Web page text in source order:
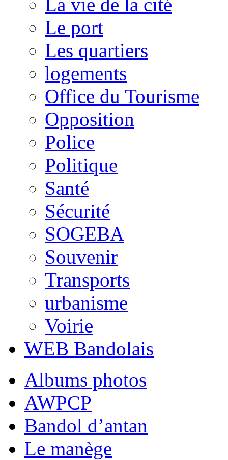
Le port
Les quartiers
logements
Office du Tourisme
Opposition
Police
Politique
Santé
Sécurité
SOGEBA
Souvenir
Transports
urbanisme
Voirie
WEB Bandolais
Albums photos
AWPCP
Bandol d’antan
Le manège